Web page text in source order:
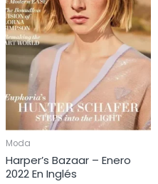
Moda
Harper’s Bazaar – Enero
2022 En Inglés